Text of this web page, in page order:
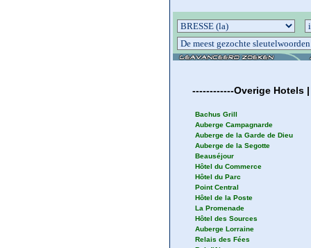
------------Overige Hotels
Bachus Grill
Auberge Campagnarde
Auberge de la Garde de Dieu
Auberge de la Segotte
Beauséjour
Hôtel du Commerce
Hôtel du Parc
Point Central
Hôtel de la Poste
La Promenade
Hôtel des Sources
Auberge Lorraine
Relais des Fées